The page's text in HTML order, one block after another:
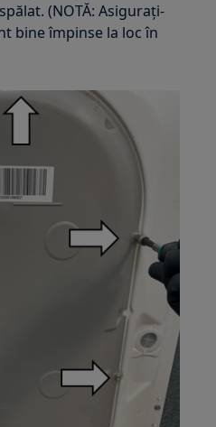
(NOTĂ: Asigurați-
bine împinse la loc în